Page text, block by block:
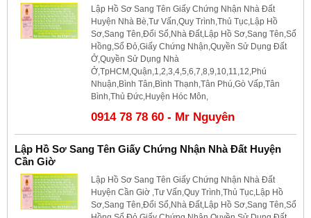
Lập Hồ Sơ Sang Tên Giấy Chứng Nhận Nhà Đất
Huyện Nhà Bè,Tư Vấn,Quy Trình,Thủ Tục,Lập Hồ
Sơ,Sang Tên,Đổi Sổ,Nhà Đất,Lập Hồ Sơ,Sang Tên,Sổ
Hồng,Sổ Đỏ,Giấy Chứng Nhận,Quyền Sử Dụng Đất
Ở,Quyền Sử Dụng Nhà
Ở,TpHCM,Quận,1,2,3,4,5,6,7,8,9,10,11,12,Phú
Nhuận,Bình Tân,Bình Thạnh,Tân Phú,Gò Vấp,Tân
Bình,Thủ Đức,Huyện Hóc Môn,
0914 78 78 60 - Mr Nguyên
Lập Hồ Sơ Sang Tên Giấy Chứng Nhận Nhà Đất Huyện
Cần Giờ
Lập Hồ Sơ Sang Tên Giấy Chứng Nhận Nhà Đất
Huyện Cần Giờ ,Tư Vấn,Quy Trình,Thủ Tục,Lập Hồ
Sơ,Sang Tên,Đổi Sổ,Nhà Đất,Lập Hồ Sơ,Sang Tên,Sổ